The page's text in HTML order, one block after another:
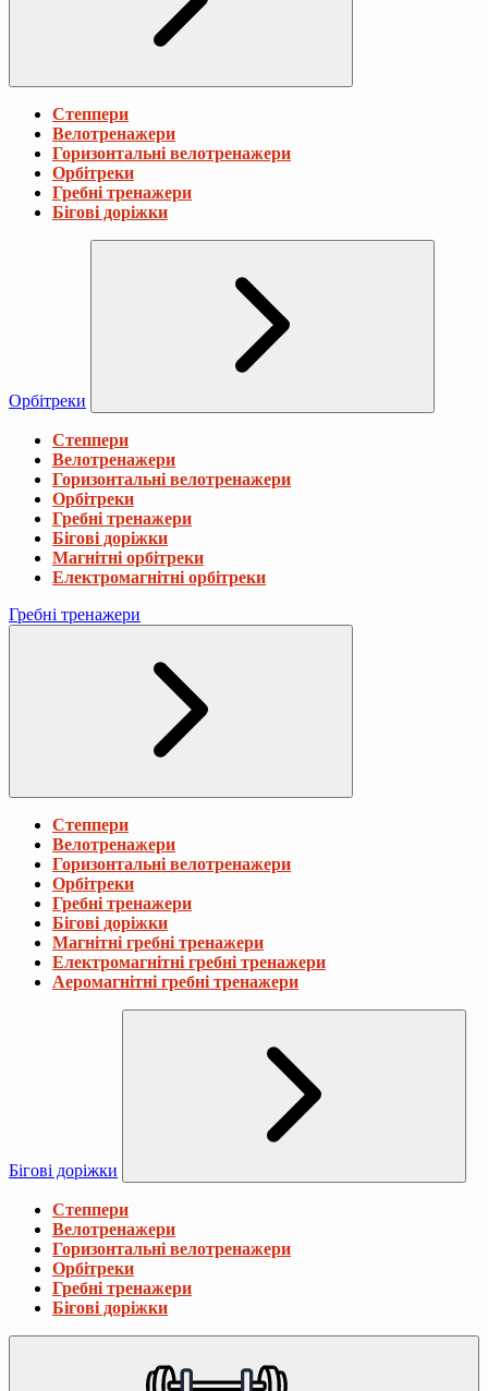
Степпери
Велотренажери
Горизонтальні велотренажери
Орбітреки
Гребні тренажери
Бігові доріжки
Орбітреки
Степпери
Велотренажери
Горизонтальні велотренажери
Орбітреки
Гребні тренажери
Бігові доріжки
Магнітні орбітреки
Електромагнітні орбітреки
Гребні тренажери
Степпери
Велотренажери
Горизонтальні велотренажери
Орбітреки
Гребні тренажери
Бігові доріжки
Магнітні гребні тренажери
Електромагнітні гребні тренажери
Аеромагнітні гребні тренажери
Бігові доріжки
Степпери
Велотренажери
Горизонтальні велотренажери
Орбітреки
Гребні тренажери
Бігові доріжки